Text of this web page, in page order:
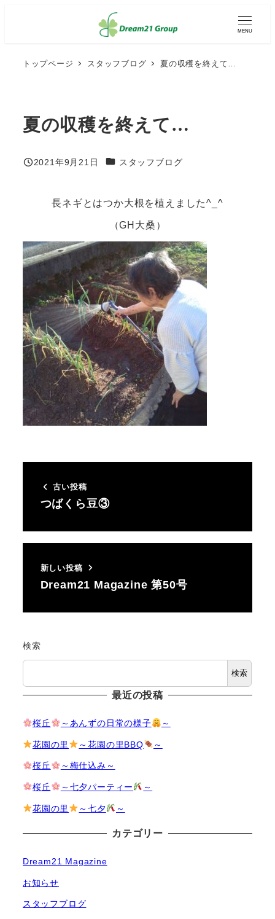
MENU
トップページ スタッフブログ 夏の収穫を終えて…
夏の収穫を終えて…
投稿日
2021年9月21日 カテゴリー
スタッフブログ
長ネギとはつか大根を植えました^_^
（GH大桑）
古い投稿
つばくら豆③
新しい投稿
Dream21 Magazine 第50号
検索
検索
最近の投稿
桜丘 ～あんずの日常の様子 ～
花園の里 ～花園の里BBQ ～
桜丘 ～梅仕込み～
桜丘 ～七夕パーティー ～
花園の里 ～七夕 ～
カテゴリー
Dream21 Magazine
お知らせ
スタッフブログ